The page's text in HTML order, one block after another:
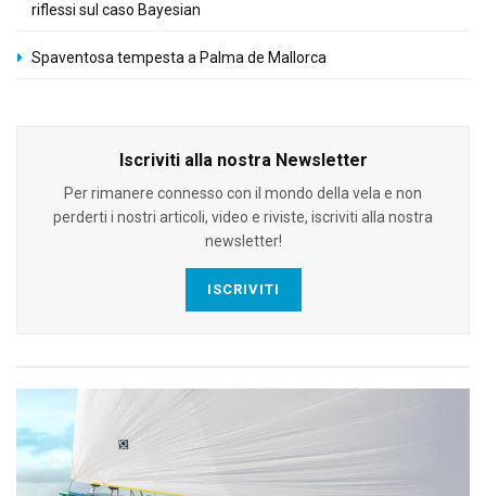
riflessi sul caso Bayesian
Spaventosa tempesta a Palma de Mallorca
Iscriviti alla nostra Newsletter
Per rimanere connesso con il mondo della vela e non
perderti i nostri articoli, video e riviste, iscriviti alla nostra
newsletter!
ISCRIVITI